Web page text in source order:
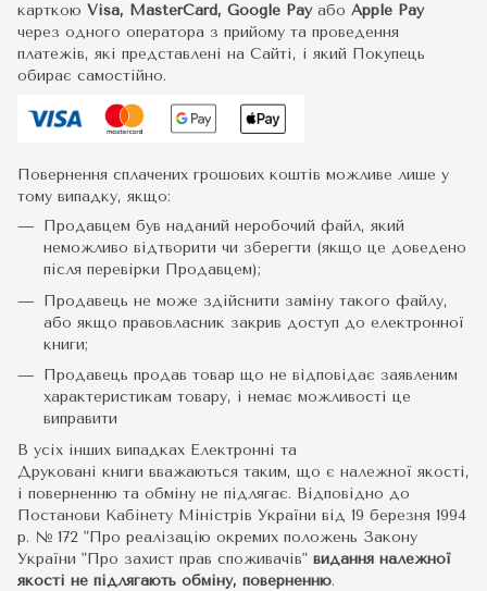
карткою Visa, MasterCard, Google Pay або Apple Pay
через одного оператора з прийому та проведення
платежів, які представлені на Сайті, і який Покупець
обирає самостійно.
Повернення сплачених грошових коштів можливе лише у
тому випадку, якщо:
Продавцем був наданий неробочий файл, який
неможливо відтворити чи зберегти (якщо це доведено
після перевірки Продавцем);
Продавець не може здійснити заміну такого файлу,
або якщо правовласник закрив доступ до електронної
книги;
Продавець продав товар що не відповідає заявленим
характеристикам товару, і немає можливості це
виправити
В усіх інших випадках Електронні та
Друковані книги вважаються таким, що є належної якості,
і поверненню та обміну не підлягає. Відповідно до
Постанови Кабінету Міністрів України від 19 березня 1994
р. № 172 "Про реалізацію окремих положень Закону
України "Про захист прав споживачів" видання належної
якості не підлягають обміну, поверненню.